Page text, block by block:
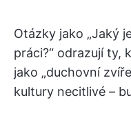
Otázky jako „Jaký
práci?“ odrazují ty,
jako „duchovní
kultury necitlivé –